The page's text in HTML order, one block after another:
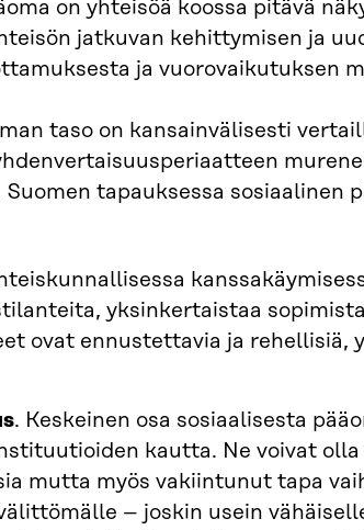
on yhteisöä koossa pitävä
jatkuvan kehittymisen ja
ja vuorovaikutuksen
taso on kansainvälisesti
tapauksessa sosiaalinen
yksinkertaistaa
ovat ennustettavia ja rehellisiä,
. Keskeinen osa sosiaalisesta
kautta. Ne voivat
mutta myös vakiintunut tapa
– joskin usein